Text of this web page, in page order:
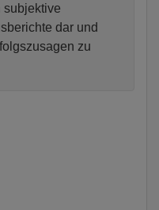
subjektive
dar und
zu